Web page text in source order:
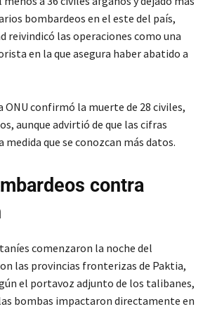
bombardeos en el este del país,
reivindicó las operaciones como una
en la que asegura haber abatido a
confirmó la muerte de 28 civiles,
aunque advirtió de que las cifras
que se conozcan más datos.
contra
comenzaron la noche del
las provincias fronterizas de Paktia,
el portavoz adjunto de los talibanes,
bombas impactaron directamente en